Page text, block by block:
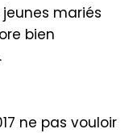
mariés
bien
ne pas vouloir